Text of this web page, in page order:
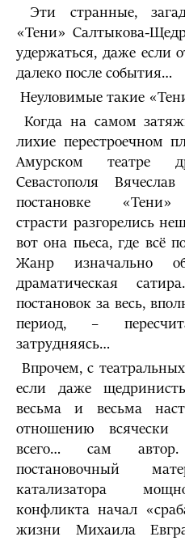
Эти странные,
«Тени» Салтыкова-
удержаться, даже если
далеко после события…
Неуловимые такие
Когда на самом
лихие перестроечном
Амурском театре
Севастополя
постановке «Тени»
страсти разгорелись
вот она пьеса, где всё
Жанр изначально
драматическая
постановок за весь,
период, –
затрудняясь…
Впрочем, с
если даже
весьма и весьма
отношению всячески
всего… сам
постановочный
катализатора
конфликта начал
жизни Михаила